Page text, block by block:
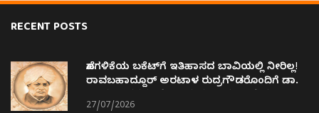
RECENT POSTS
ಹೊಗಳಿಕೆಯ ಬಕೆಟ್‌ಗೆ ಇತಿಹಾಸದ ಬಾವಿಯಲ್ಲಿ ನೀರಿಲ್ಲ!
ರಾವಬಹಾದ್ದೂರ್ ಅರಟಾಳ ರುದ್ರಗೌಡರೊಂದಿಗೆ ಡಾ.
27/07/2026